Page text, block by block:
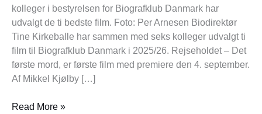
kolleger i bestyrelsen for Biografklub Danmark har
udvalgt de ti bedste film. Foto: Per Arnesen Biodirektør
Tine Kirkeballe har sammen med seks kolleger udvalgt ti
film til Biografklub Danmark i 2025/26. Rejseholdet – Det
første mord, er første film med premiere den 4. september.
Af Mikkel Kjølby […]
vælge
filmene
Read More »